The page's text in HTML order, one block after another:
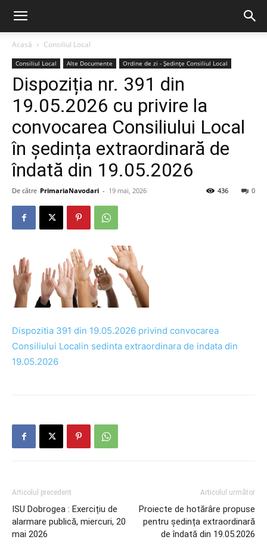
Acasă Consiliul Local
Consiliul Local Alte Documente Ordine de zi - Ședințe Consiliul Local
Dispoziția nr. 391 din
19.05.2026 cu privire la
convocarea Consiliului Local
în ședința extraordinară de
îndată din 19.05.2026
De către PrimariaNavodari - 19 mai, 2026 0
436
Dispozitia 391 din 19.05.2026 privind convocarea
Consiliului Localin sedinta extraordinara de indata din
19.05.2026
Articolul precedent
ISU Dobrogea : Exercițiu de
alarmare publică, miercuri, 20
mai 2026
Articolul următor
Proiecte de hotărâre propuse
pentru ședința extraordinară
de îndată din 19.05.2026